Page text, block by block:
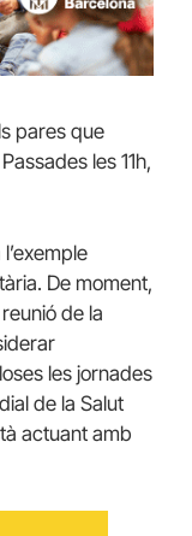
pares que
les 11h,
De moment,
de la
les jornades
de la Salut
actuant amb